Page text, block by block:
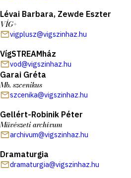
Lévai Barbara, Zewde Eszter
VÍG+
vigplusz@vigszinhaz.hu
VígSTREAMház
vod@vigszinhaz.hu
Garai Gréta
Mb. szcenikus
szcenika@vigszinhaz.hu
Gellért-Robinik Péter
Művészeti archívum
archivum@vigszinhaz.hu
Dramaturgia
dramaturgia@vigszinhaz.hu